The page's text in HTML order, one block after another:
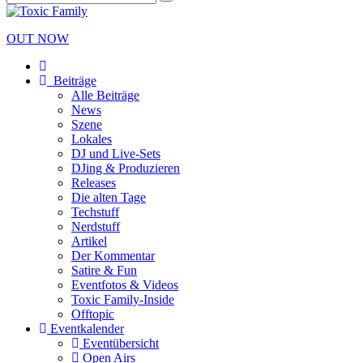
OUT NOW
Beiträge
Alle Beiträge
News
Szene
Lokales
DJ und Live-Sets
DJing & Produzieren
Releases
Die alten Tage
Techstuff
Nerdstuff
Artikel
Der Kommentar
Satire & Fun
Eventfotos & Videos
Toxic Family-Inside
Offtopic
Eventkalender
Eventübersicht
Open Airs